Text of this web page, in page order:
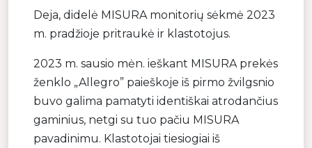
Deja, didelė MISURA monitorių sėkmė 2023
m. pradžioje pritraukė ir klastotojus.
2023 m. sausio mėn. ieškant MISURA prekės
ženklo „Allegro” paieškoje iš pirmo žvilgsnio
buvo galima pamatyti identiškai atrodančius
gaminius, netgi su tuo pačiu MISURA
pavadinimu. Klastotojai tiesiogiai iš